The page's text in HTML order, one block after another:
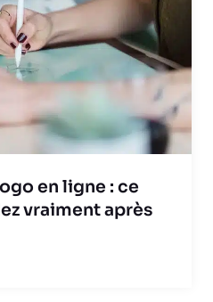
en ligne : ce
vraiment après